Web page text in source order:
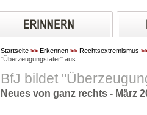
Startseite >> Erkennen >> Rechtsextremismus
"Überzeugungstäter" aus
BfJ bildet
Neues von ganz rechts - März